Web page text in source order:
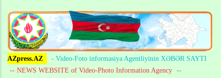
AZpress.AZ
- Video-Foto informasiya Agentliyinin XƏBƏR SAYTI
-- NEWS WEBSITE of Video-Photo Information Agency --